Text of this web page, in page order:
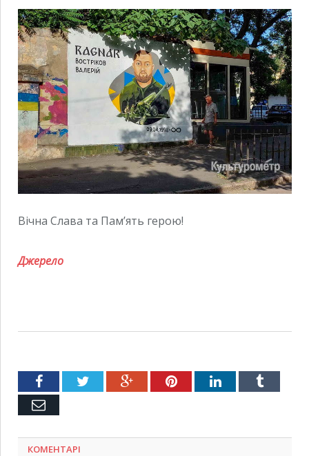
Вічна Слава та Пам’ять герою!
Джерело
FacebookTwitter Google+PinterestLinkedInTumblr
Емейл
КОМЕНТАРІ